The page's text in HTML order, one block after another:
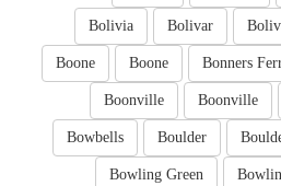
Bolivar
Bolivia
Bonners
Boone
Boone
Boonville
Boonville
Boulder
Bowbells
Bowling Green